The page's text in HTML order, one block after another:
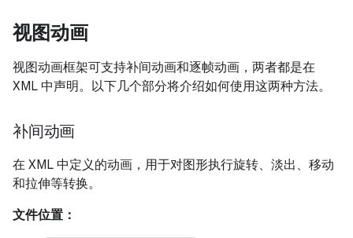
视图动画
视图动画框架可支持补间动画和逐帧动画，两者都是在
XML 中声明。以下几个部分将介绍如何使用这两种方法。
补间动画
在 XML 中定义的动画，用于对图形执行旋转、淡出、移动
和拉伸等转换。
文件位置：